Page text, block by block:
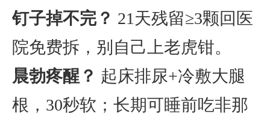
钉子掉不完？ 21天残留≥3颗回医
院免费拆，别自己上老虎钳。
晨勃疼醒？ 起床排尿+冷敷大腿
根，30秒软；长期可睡前吃非那